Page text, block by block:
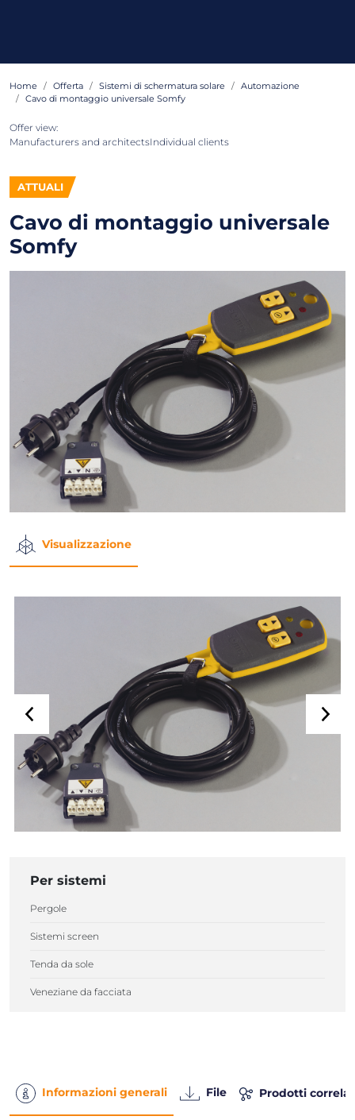
Home Offerta Sistemi di schermatura solare
Automazione
Cavo di montaggio universale Somfy
Offer view:
Manufacturers and architectsIndividual clients
ATTUALI
Cavo di montaggio universale
Somfy
Per sistemi
Pergole
Sistemi screen
Tenda da sole
Veneziane da facciata
Visualizzazione
Informazioni generali File Prodotti